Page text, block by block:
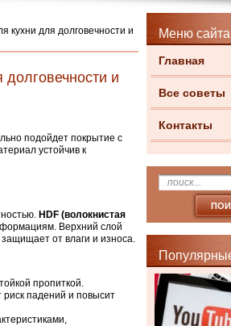
Меню сайта
Главная
Все советы
Контакты
кухни для долговечности и
и
подойдет покрытие с
устойчив к
HDF (волокнистая
Верхний слой
от влаги и износа.
пропиткой.
риск падений и повысит